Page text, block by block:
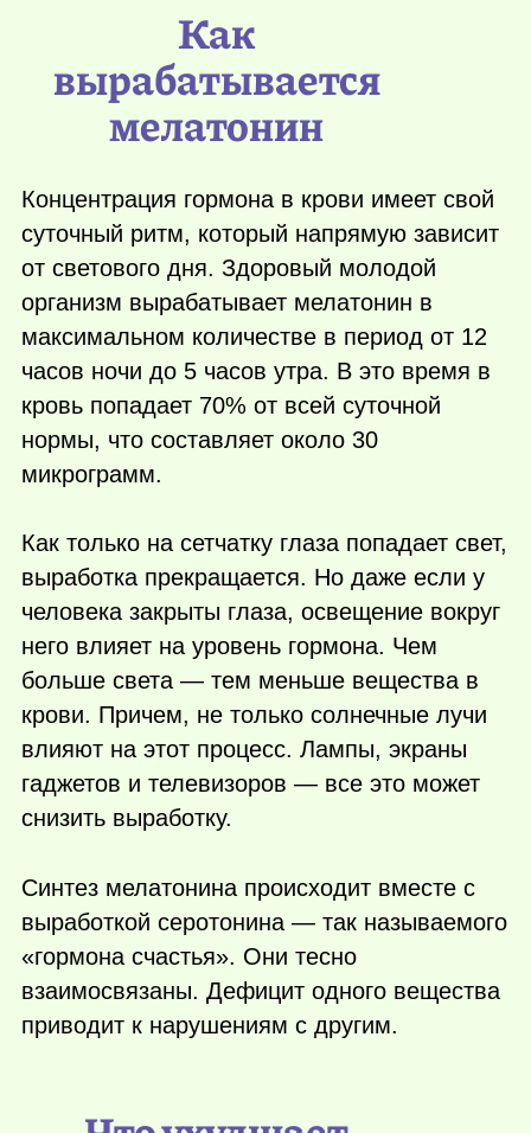
Как
вырабатывается
мелатонин
Концентрация гормона в крови имеет свой
суточный ритм, который напрямую зависит
от светового дня. Здоровый молодой
организм вырабатывает мелатонин в
максимальном количестве в период от 12
часов ночи до 5 часов утра. В это время в
кровь попадает 70% от всей суточной
нормы, что составляет около 30
микрограмм.
Как только на сетчатку глаза попадает свет,
выработка прекращается. Но даже если у
человека закрыты глаза, освещение вокруг
него влияет на уровень гормона. Чем
больше света — тем меньше вещества в
крови. Причем, не только солнечные лучи
влияют на этот процесс. Лампы, экраны
гаджетов и телевизоров — все это может
снизить выработку.
Синтез мелатонина происходит вместе с
выработкой серотонина — так называемого
«гормона счастья». Они тесно
взаимосвязаны. Дефицит одного вещества
приводит к нарушениям с другим.